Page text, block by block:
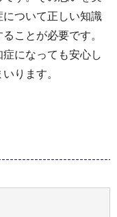
ついて正しい知識
ことが必要です。
になっても安心し
ります。